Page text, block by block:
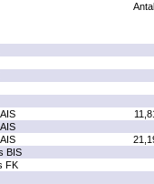
BIS
FK